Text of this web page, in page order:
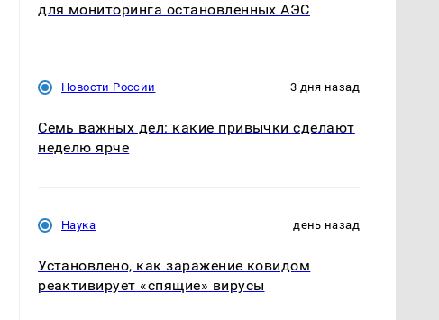
для мониторинга остановленных АЭС
Новости России 3 дня назад
Семь важных дел: какие привычки сделают
неделю ярче
Наука день назад
Установлено, как заражение ковидом
реактивирует «спящие» вирусы